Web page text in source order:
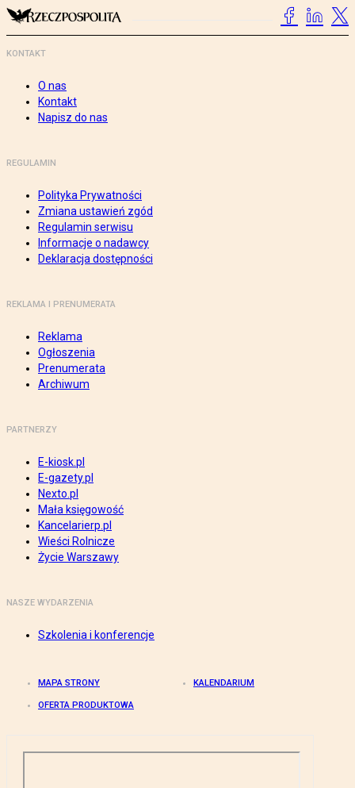
KONTAKT
O nas
Kontakt
Napisz do nas
REGULAMIN
Polityka Prywatności
Zmiana ustawień zgód
Regulamin serwisu
Informacje o nadawcy
Deklaracja dostępności
REKLAMA I PRENUMERATA
Reklama
Ogłoszenia
Prenumerata
Archiwum
PARTNERZY
E-kiosk.pl
E-gazety.pl
Nexto.pl
Mała księgowość
Kancelarierp.pl
Wieści Rolnicze
Życie Warszawy
NASZE WYDARZENIA
Szkolenia i konferencje
MAPA STRONY KALENDARIUM
OFERTA PRODUKTOWA